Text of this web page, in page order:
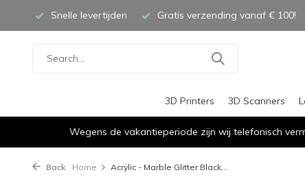
Snelle levertijden Gratis verzending vanaf € 100!
3D Printers 3D Scanners
Wegens de vakantieperiode zijn wij telefonisch
Back Home Acrylic - Marble Glitter Black...